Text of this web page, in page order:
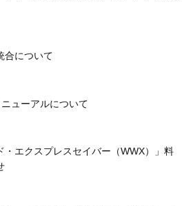
合について
ューアルについて
・エクスプレスセイバー（WWX）」料